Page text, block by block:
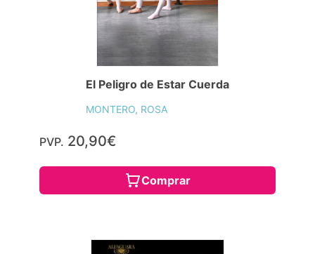
El Peligro de Estar Cuerda
MONTERO, ROSA
PVP. 20,90€
Comprar